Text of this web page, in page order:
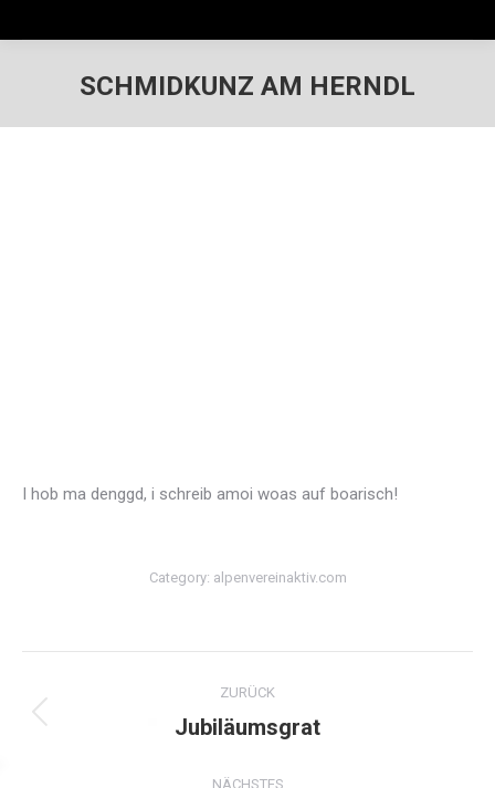
SCHMIDKUNZ AM HERNDL
I hob ma denggd, i schreib amoi woas auf boarisch!
Category: alpenvereinaktiv.com
Kommentarnavigation
ZURÜCK
Vorheriger
Jubiläumsgrat
NÄCHSTES